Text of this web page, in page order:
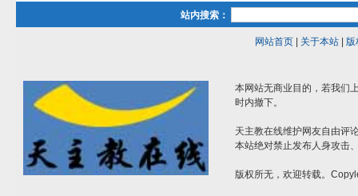
站内搜索：
网站首页| 关于本站| 版
本网站无商业目的，若我们
时内撤下。
天主教在线维护网友自由评
本站绝对禁止发布人身攻击
版权所无，欢迎转载。